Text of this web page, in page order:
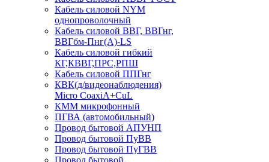
Кабель силовой NYM
однопроволочный
Кабель силовой ВВГ, ВВГнг,
ВВГбм-Пнг(А)-LS
Кабель силовой гибкий
КГ,КВВГ,ПРС,РПШ
Кабель силовой ППГнг
КВК(д/видеонаблюдения)
Micro CoaxiA+CuL
КММ микрофонный
ПГВА (автомобильный)
Провод бытовой АПУНП
Провод бытовой ПуВВ
Провод бытовой ПуГВВ